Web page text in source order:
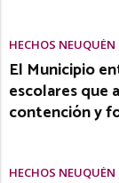
HECHOS NEUQUÉN
El Municipio
escolares que
contención y
HECHOS NEUQUÉN